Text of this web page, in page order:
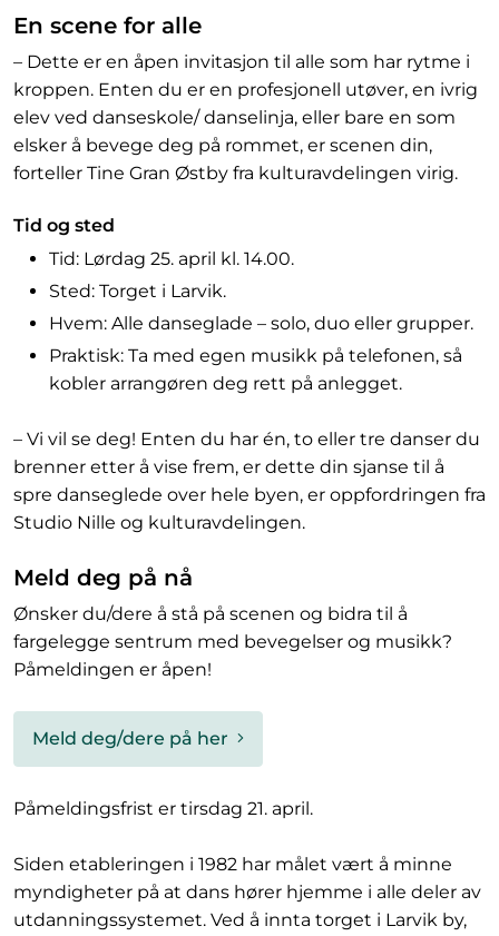
En scene for alle
– Dette er en åpen invitasjon til alle som har rytme i
kroppen. Enten du er en profesjonell utøver, en ivrig
elev ved danseskole/ danselinja, eller bare en som
elsker å bevege deg på rommet, er scenen din,
forteller Tine Gran Østby fra kulturavdelingen virig.
Tid og sted
Tid: Lørdag 25. april kl. 14.00.
Sted: Torget i Larvik.
Hvem: Alle danseglade – solo, duo eller grupper.
Praktisk: Ta med egen musikk på telefonen, så
kobler arrangøren deg rett på anlegget.
– Vi vil se deg! Enten du har én, to eller tre danser du
brenner etter å vise frem, er dette din sjanse til å
spre danseglede over hele byen, er oppfordringen fra
Studio Nille og kulturavdelingen.
Meld deg på nå
Ønsker du/dere å stå på scenen og bidra til å
fargelegge sentrum med bevegelser og musikk?
Påmeldingen er åpen!
Meld deg/dere på her
Påmeldingsfrist er tirsdag 21. april.
Siden etableringen i 1982 har målet vært å minne
myndigheter på at dans hører hjemme i alle deler av
utdanningssystemet. Ved å innta torget i Larvik by,